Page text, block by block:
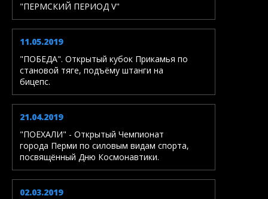
"ПЕРМСКИЙ ПЕРИОД V"
11.05.2019
"ПОБЕДА". Открытый кубок Прикамья по
становой тяге, подъёму штанги на
бицепс.
21.04.2019
"ПОЕХАЛИ" - Открытый Чемпионат
города Перми по силовым видам спорта,
посвящённый Дню Космонавтики.
02.03.2019